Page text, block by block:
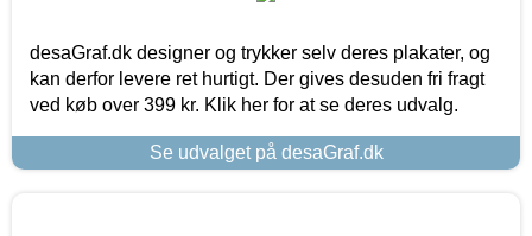
desaGraf.dk designer og trykker selv deres plakater, og
kan derfor levere ret hurtigt. Der gives desuden fri fragt
ved køb over 399 kr. Klik her for at se deres udvalg.
Se udvalget på desaGraf.dk